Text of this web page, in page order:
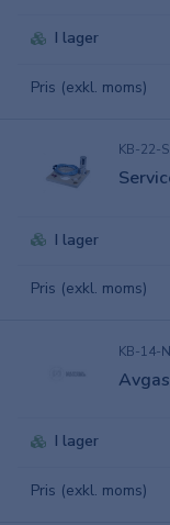
I lager
Pris (exkl. moms)
KB-22-
I lager
Pris (exkl. moms)
KB-14-
I lager
Pris (exkl. moms)